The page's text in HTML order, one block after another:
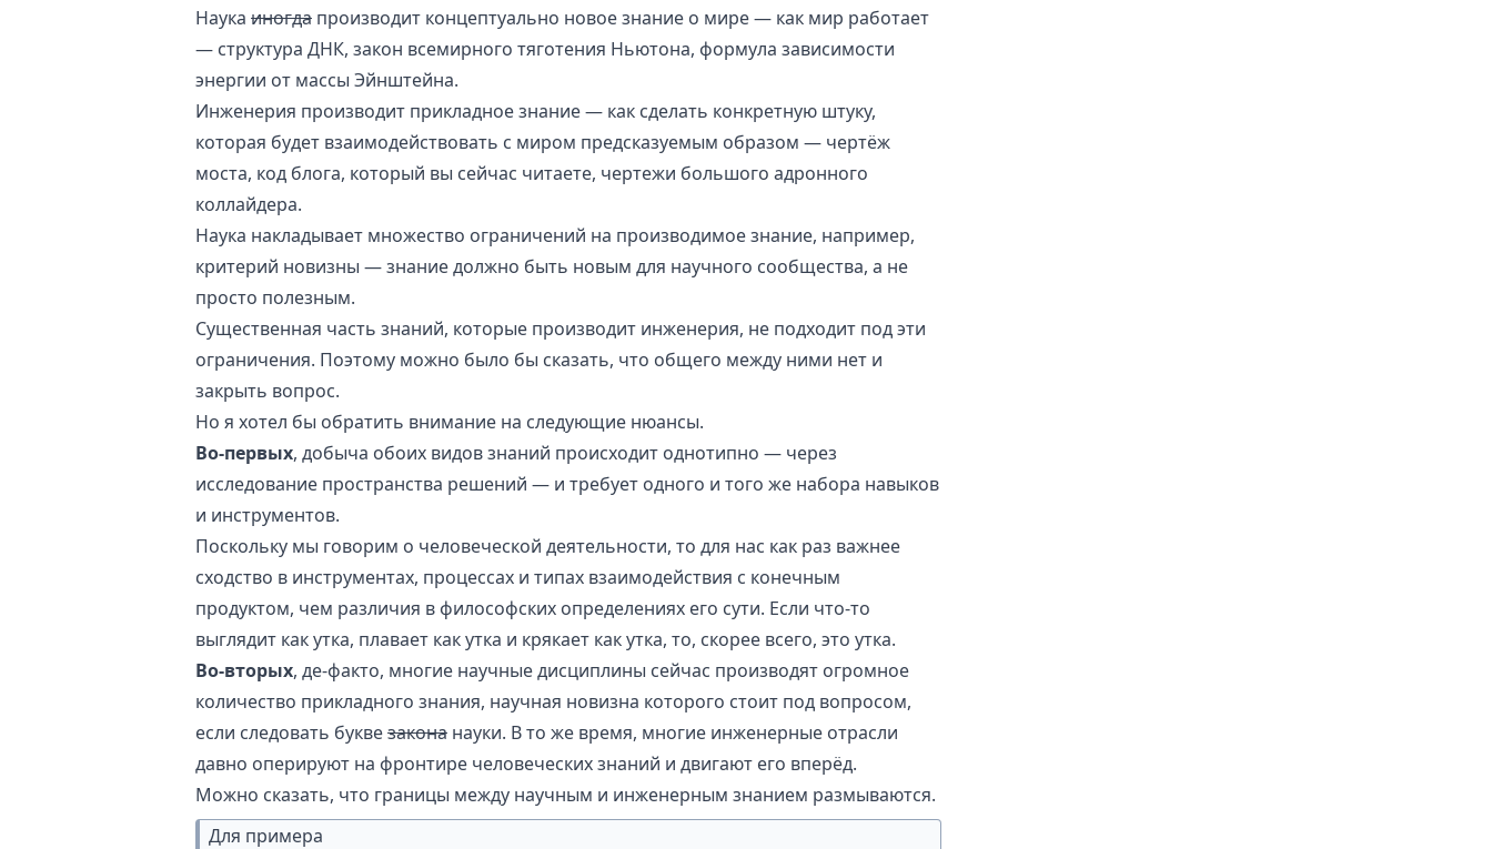
Наука иногда производит концептуально новое знание о мире — как мир работает
— структура ДНК, закон всемирного тяготения Ньютона, формула зависимости
энергии от массы Эйнштейна.
Инженерия производит прикладное знание — как сделать конкретную штуку,
которая будет взаимодействовать с миром предсказуемым образом — чертёж
моста, код блога, который вы сейчас читаете, чертежи большого адронного
коллайдера.
Наука накладывает множество ограничений на производимое знание, например,
критерий новизны — знание должно быть новым для научного сообщества, а не
просто полезным.
Существенная часть знаний, которые производит инженерия, не подходит под эти
ограничения. Поэтому можно было бы сказать, что общего между ними нет и
закрыть вопрос.
Но я хотел бы обратить внимание на следующие нюансы.
Во-первых, добыча обоих видов знаний происходит однотипно — через
исследование пространства решений — и требует одного и того же набора навыков
и инструментов.
Поскольку мы говорим о человеческой деятельности, то для нас как раз важнее
сходство в инструментах, процессах и типах взаимодействия с конечным
продуктом, чем различия в философских определениях его сути. Если что-то
выглядит как утка, плавает как утка и крякает как утка, то, скорее всего, это утка.
Во-вторых, де-факто, многие научные дисциплины сейчас производят огромное
количество прикладного знания, научная новизна которого стоит под вопросом,
если следовать буквезакона науки. В то же время, многие инженерные отрасли
давно оперируют на фронтире человеческих знаний и двигают его вперёд.
Можно сказать, что границы между научным и инженерным знанием размываются.
Для примера